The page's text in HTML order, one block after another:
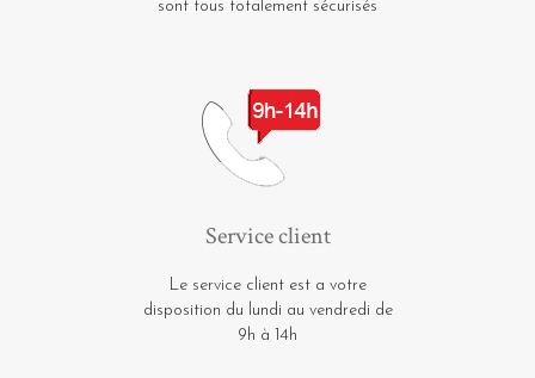
sont tous totalement sécurisés
Service client
Le service client est a votre
disposition du lundi au vendredi de
9h à 14h